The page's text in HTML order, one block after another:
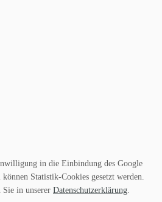
in die Einbindung des Google
Statistik-Cookies gesetzt werden.
in unserer Datenschutzerklärung.